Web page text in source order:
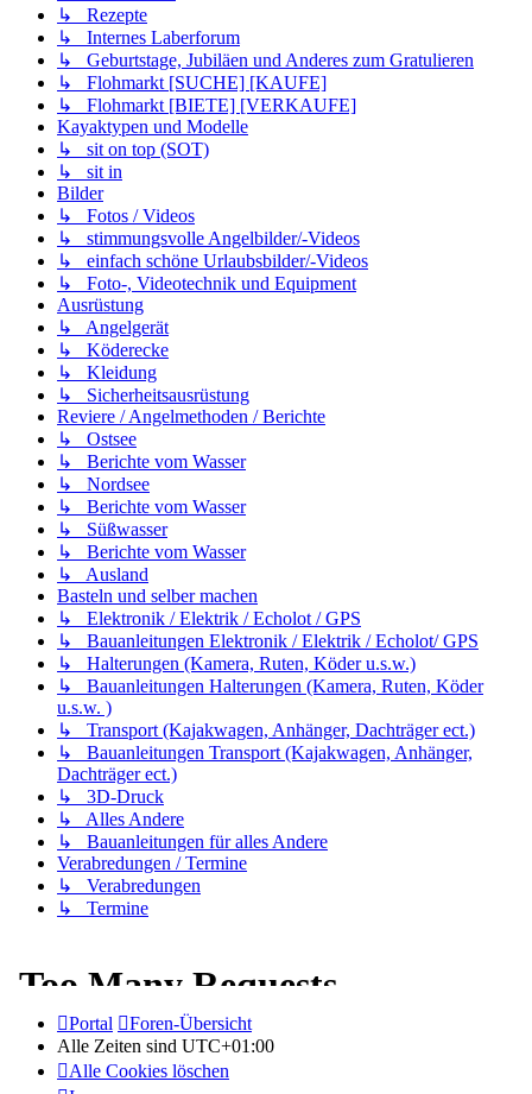
↳ Rezepte
↳ Internes Laberforum
↳ Geburtstage, Jubiläen und Anderes zum Gratulieren
↳ Flohmarkt [SUCHE] [KAUFE]
↳ Flohmarkt [BIETE] [VERKAUFE]
Kayaktypen und Modelle
↳ sit on top (SOT)
↳ sit in
Bilder
↳ Fotos / Videos
↳ stimmungsvolle Angelbilder/-Videos
↳ einfach schöne Urlaubsbilder/-Videos
↳ Foto-, Videotechnik und Equipment
Ausrüstung
↳ Angelgerät
↳ Köderecke
↳ Kleidung
↳ Sicherheitsausrüstung
Reviere / Angelmethoden / Berichte
↳ Ostsee
↳ Berichte vom Wasser
↳ Nordsee
↳ Berichte vom Wasser
↳ Süßwasser
↳ Berichte vom Wasser
↳ Ausland
Basteln und selber machen
↳ Elektronik / Elektrik / Echolot / GPS
↳ Bauanleitungen Elektronik / Elektrik / Echolot/ GPS
↳ Halterungen (Kamera, Ruten, Köder u.s.w.)
↳ Bauanleitungen Halterungen (Kamera, Ruten, Köder
u.s.w. )
↳ Transport (Kajakwagen, Anhänger, Dachträger ect.)
↳ Bauanleitungen Transport (Kajakwagen, Anhänger,
Dachträger ect.)
↳ 3D-Druck
↳ Alles Andere
↳ Bauanleitungen für alles Andere
Verabredungen / Termine
↳ Verabredungen
↳ Termine
Portal
Foren-Übersicht
Alle Zeiten sind UTC+01:00
Alle Cookies löschen